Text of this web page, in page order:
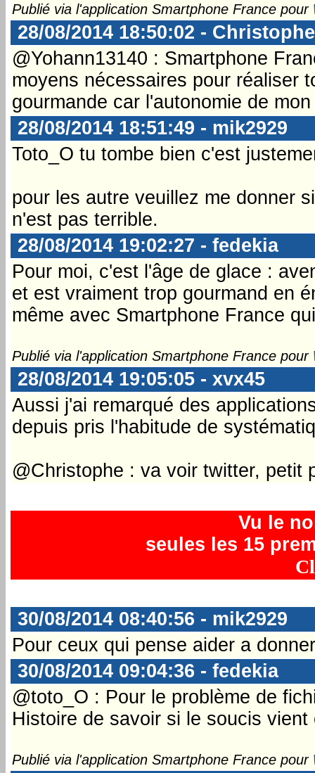
Publié via l'application Smartphone France pour
28/08/2014 18:50:02 -
@Yohann13140 : Smartphone
moyens nécessaires pour réaliser
gourmande car l'autonomie de
28/08/2014 18:51:49 - mik2929
Toto_O tu tombe bien c'est
pour les autre veuillez me donner
n'est pas terrible.
28/08/2014 19:02:27 - fedekia
Pour moi, c'est l'âge de glace :
et est vraiment trop gourmand en
même avec Smartphone France
Publié via l'application Smartphone France pour
28/08/2014 19:05:05 - xvx45
Aussi j'ai remarqué des
depuis pris l'habitude de
@Christophe : va voir twitter, petit
Vu le
seules les 15
30/08/2014 08:40:56 - mik2929
Pour ceux qui pense aider a
30/08/2014 09:04:36 - fedekia
@toto_O : Pour le problème de
Histoire de savoir si le soucis
Publié via l'application Smartphone France pour